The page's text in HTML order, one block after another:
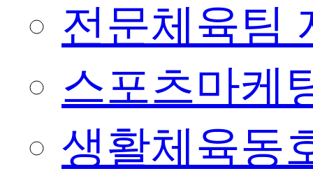
전문체육팀
스포츠마케
생활체육동